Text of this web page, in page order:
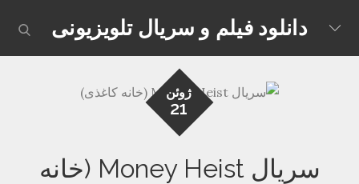
content
دانلود فیلم و سریال تلویزیونی
ژوئن
21
سریال Money Heist (خانه